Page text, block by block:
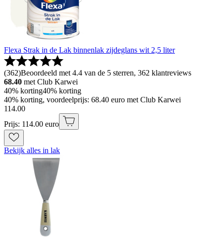
Flexa Strak in de Lak binnenlak zijdeglans wit 2,5 liter
(362)Beoordeeld met 4.4 van de 5 sterren, 362 klantreviews
68.40 met Club Karwei
40% korting40% korting
40% korting, voordeelprijs: 68.40 euro met Club Karwei
114.00
Prijs: 114.00 euro
Bekijk alles in lak